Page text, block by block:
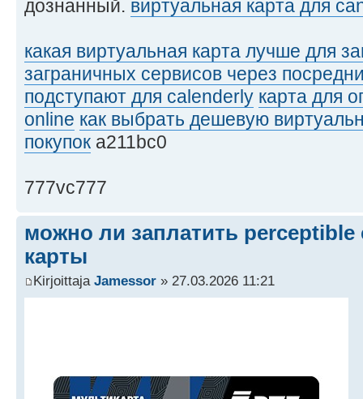
дознанный. виртуальная карта для
какая виртуальная карта лучше для
заграничных сервисов через
подступают для calenderly карта для
online как выбрать дешевую
покупок a211bc0
777vc777
можно ли заплатить perceptible
карты
Kirjoittaja Jamessor » 27.03.2026 11:21